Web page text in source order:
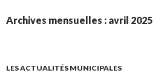
Archives mensuelles : avril 2025
LES ACTUALITÉS MUNICIPALES